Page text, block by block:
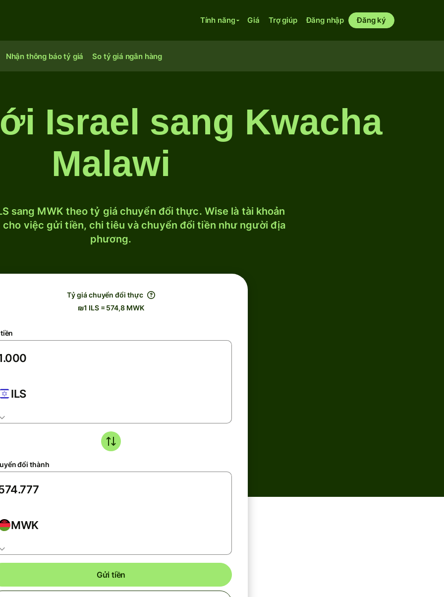
Tính năng Giá Trợ giúp Đăng nhập Đăng ký
Nhận thông báo tỷ giá So tỷ giá ngân hàng
Israel sang Kwacha
Malawi
sang MWK theo tỷ giá chuyển đổi thực. Wise là tài khoản
việc gửi tiền, chi tiêu và chuyển đổi tiền như người địa
phương.
Tỷ giá chuyển đổi thực
₪1 ILS = 574,8 MWK
ILS
đổi thành
MWK
Gửi tiền